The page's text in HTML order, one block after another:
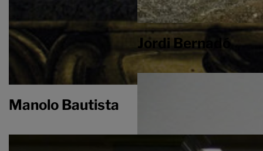
Manolo Bautista
Jordi Bernadó